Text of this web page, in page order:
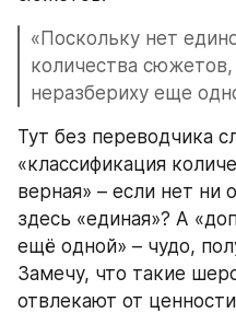
«Поскольку нет
количества
неразбериху еще
Тут без переводчика
«классификация
верная» – если нет ни
здесь «единая»? А
ещё одной» – чудо,
Замечу, что такие
отвлекают от